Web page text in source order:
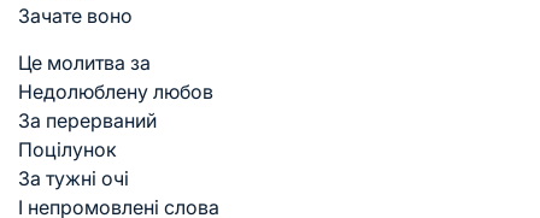
Зачате воно
Це молитва за
Недолюблену любов
За перерваний
Поцілунок
За тужні очі
І непромовлені слова